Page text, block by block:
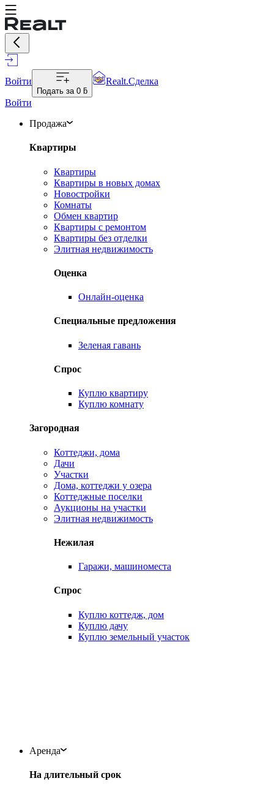
Войти
Подать за 0 ƃ
Realt.Сделка
Войти
Продажа
Квартиры
Квартиры
Квартиры в новых домах
Новостройки
Комнаты
Обмен квартир
Квартиры с ремонтом
Квартиры без отделки
Элитная недвижимость
Оценка
Онлайн-оценка
Специальные предложения
Зеленая гавань
Спрос
Куплю квартиру
Куплю комнату
Загородная
Коттеджи, дома
Дачи
Участки
Дома, коттеджи у озера
Коттеджные поселки
Аукционы на участки
Элитная недвижимость
Нежилая
Гаражи, машиноместа
Спрос
Куплю коттедж, дом
Куплю дачу
Куплю земельный участок
Аренда
На длительный срок